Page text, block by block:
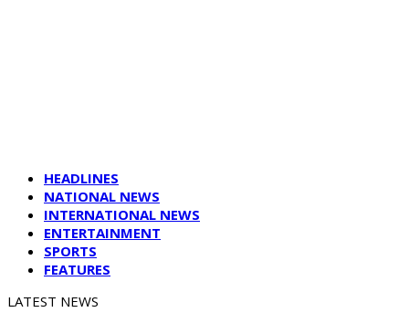
HEADLINES
NATIONAL NEWS
INTERNATIONAL NEWS
ENTERTAINMENT
SPORTS
FEATURES
LATEST NEWS